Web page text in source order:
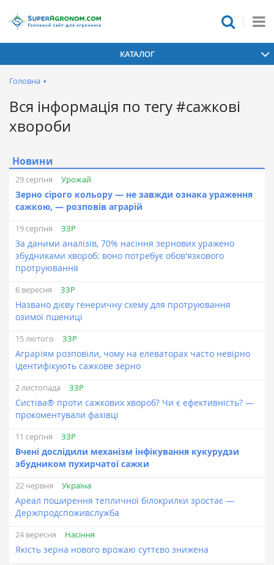
КАТАЛОГ
Головна •
Вся інформація по тегу #сажкові
хвороби
Новини
29 серпня Урожай
Зерно сірого кольору — не завжди ознака ураження
сажкою, — розповів аграрій
19 серпня ЗЗР
За даними аналізів, 70% насіння зернових уражено
збудниками хвороб: воно потребує обов'язкового
протруювання
6 вересня ЗЗР
Названо дієву генеричну схему для протруювання
озимої пшениці
15 лютого ЗЗР
Аграріям розповіли, чому на елеваторах часто невірно
ідентифікують сажкове зерно
2 листопада ЗЗР
Систіва® проти сажкових хвороб? Чи є ефективність? —
прокоментували фахівці
11 серпня ЗЗР
Вчені дослідили механізм інфікування кукурудзи
збудником пухирчатої сажки
22 червня Україна
Ареал поширення тепличної білокрилки зростає —
Держпродспоживслужба
24 вересня Насіння
Якість зерна нового врожаю суттєво знижена